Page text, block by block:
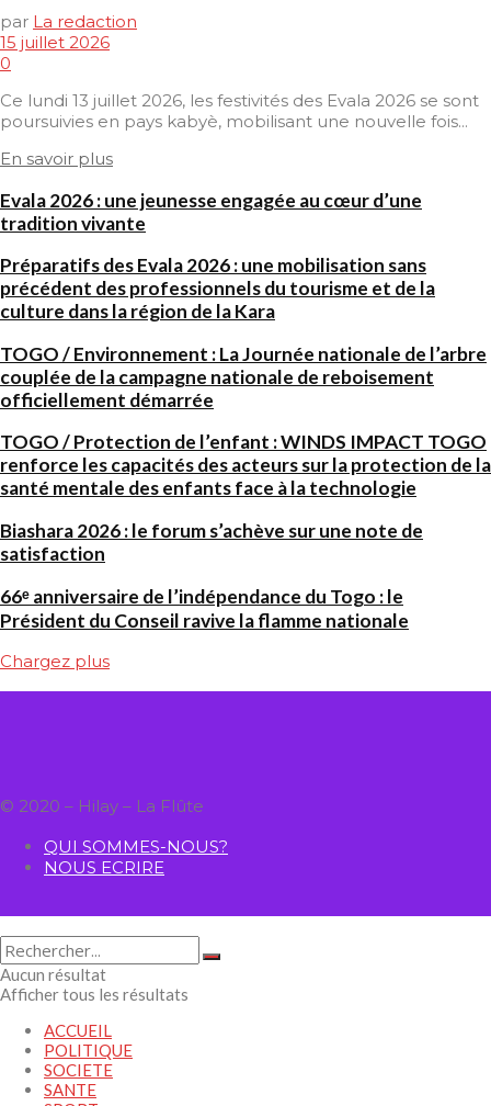
par La redaction
15 juillet 2026
0
Ce lundi 13 juillet 2026, les festivités des Evala 2026 se sont
poursuivies en pays kabyè, mobilisant une nouvelle fois...
En savoir plus
Evala 2026 : une jeunesse engagée au cœur d’une
tradition vivante
Préparatifs des Evala 2026 : une mobilisation sans
précédent des professionnels du tourisme et de la
culture dans la région de la Kara
TOGO / Environnement : La Journée nationale de l’arbre
couplée de la campagne nationale de reboisement
officiellement démarrée
TOGO / Protection de l’enfant : WINDS IMPACT TOGO
renforce les capacités des acteurs sur la protection de la
santé mentale des enfants face à la technologie
Biashara 2026 : le forum s’achève sur une note de
satisfaction
66ᵉ anniversaire de l’indépendance du Togo : le
Président du Conseil ravive la flamme nationale
Chargez plus
© 2020 – Hilay – La Flûte
QUI SOMMES-NOUS?
NOUS ECRIRE
Aucun résultat
Afficher tous les résultats
ACCUEIL
POLITIQUE
SOCIETE
SANTE